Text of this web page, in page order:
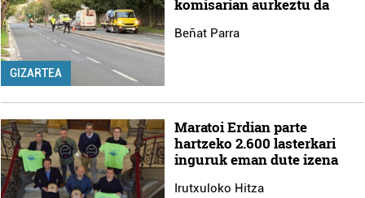
GIZARTEA
komisarian aurkeztu da
Beñat Parra
Maratoi Erdian parte
hartzeko 2.600 lasterkari
inguruk eman dute izena
Irutxuloko Hitza